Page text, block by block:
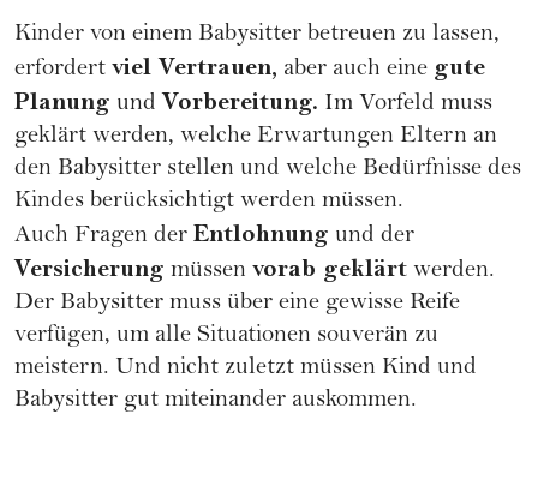
Kinder von einem Babysitter betreuen zu lassen,
erfordert viel Vertrauen, aber auch eine gute
Planung und Vorbereitung. Im Vorfeld muss
geklärt werden, welche Erwartungen Eltern an
den Babysitter stellen und welche Bedürfnisse des
Kindes berücksichtigt werden müssen.
Auch Fragen der Entlohnung und der
Versicherung müssen vorab geklärt werden.
Der Babysitter muss über eine gewisse Reife
verfügen, um alle Situationen souverän zu
meistern. Und nicht zuletzt müssen Kind und
Babysitter gut miteinander auskommen.